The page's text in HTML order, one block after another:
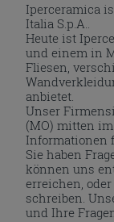
Iperceramica
Italia S.p.A..
Heute ist
und einem in
Fliesen,
anbietet.
Unser
(MO) mitten
Informationen
Sie haben
können uns
erreichen,
schreiben.
und Ihre